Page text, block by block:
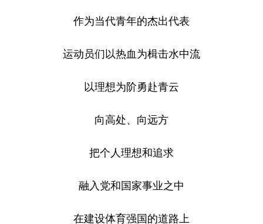
作为当代青年的杰出代表
运动员们以热血为楫击水中流
以理想为阶勇赴青云
向高处、向远方
把个人理想和追求
融入党和国家事业之中
在建设体育强国的道路上